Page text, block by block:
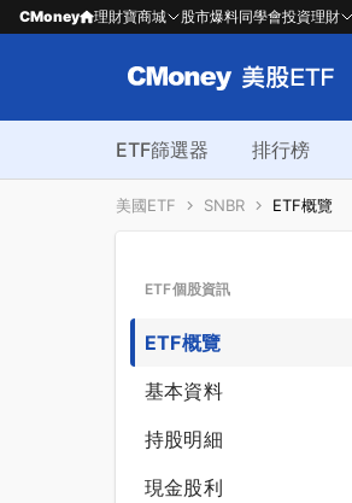
CMoney 理財寶商城 股市爆料同學會投資理財
ETF篩選器 排行榜
美國ETF SNBR ETF概覽
ETF個股資訊
ETF概覽
基本資料
持股明細
現金股利